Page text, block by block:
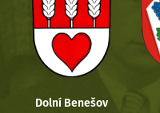
Dolní Benešov